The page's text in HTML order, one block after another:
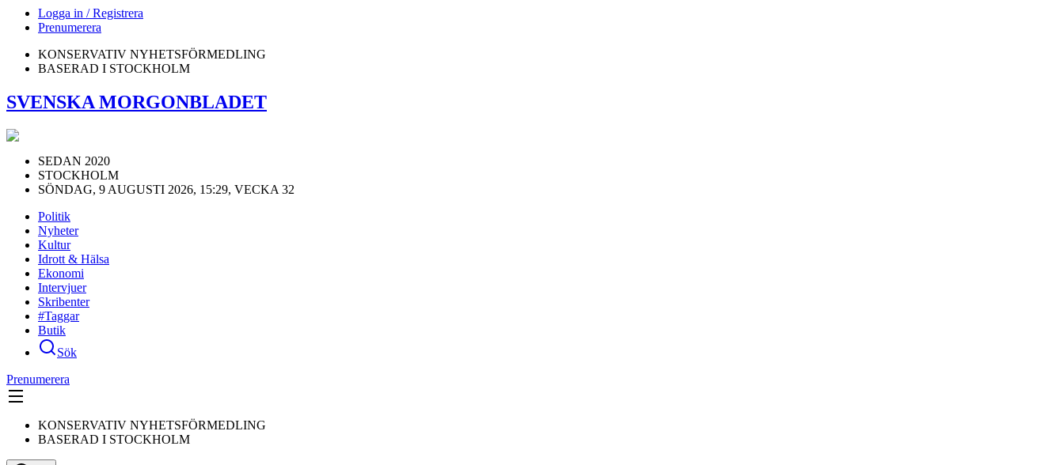
Logga in / Registrera
Prenumerera
KONSERVATIV NYHETSFÖRMEDLING
BASERAD I STOCKHOLM
SVENSKA MORGONBLADET
SEDAN 2020
STOCKHOLM
SÖNDAG, 9 AUGUSTI 2026, 15:29, VECKA 32
Politik
Nyheter
Kultur
Idrott & Hälsa
Ekonomi
Intervjuer
Skribenter
#Taggar
Butik
Sök
Prenumerera
KONSERVATIV NYHETSFÖRMEDLING
BASERAD I STOCKHOLM